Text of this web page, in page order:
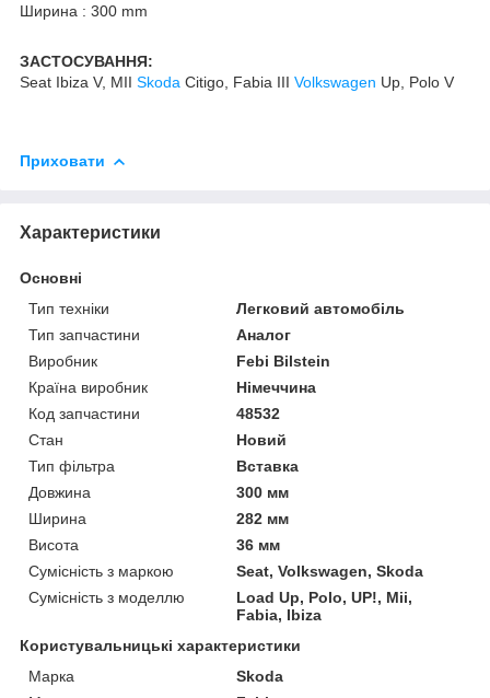
Ширина : 300 mm
ЗАСТОСУВАННЯ:
Seat Ibiza V, MII Skoda Citigo, Fabia III Volkswagen Up, Polo V
Приховати
Характеристики
Основні
Тип техніки
Легковий автомобіль
Тип запчастини
Аналог
Виробник
Febi Bilstein
Країна виробник
Німеччина
Код запчастини
48532
Стан
Новий
Тип фільтра
Вставка
Довжина
300 мм
Ширина
282 мм
Висота
36 мм
Сумісність з маркою
Seat, Volkswagen, Skoda
Сумісність з моделлю
Load Up, Polo, UP!, Mii,
Fabia, Ibiza
Користувальницькі характеристики
Марка
Skoda